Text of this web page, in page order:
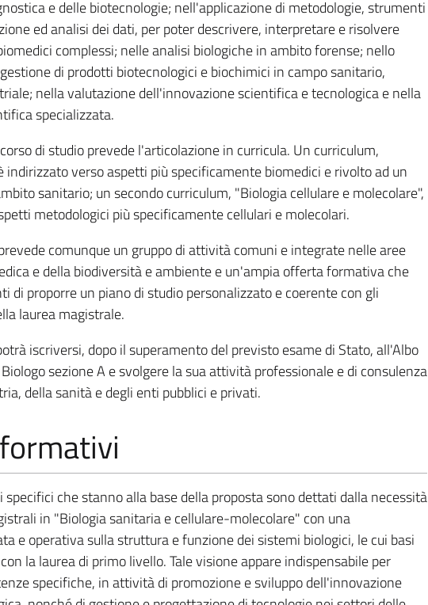
e delle biotecnologie; nell'applicazione di metodologie, strumenti
ed analisi dei dati, per poter descrivere, interpretare e risolvere
complessi; nelle analisi biologiche in ambito forense; nello
di prodotti biotecnologici e biochimici in campo sanitario,
nella valutazione dell'innovazione scientifica e tecnologica e nella
specializzata.
di studio prevede l'articolazione in curricula. Un curriculum,
indirizzato verso aspetti più specificamente biomedici e rivolto ad un
sanitario; un secondo curriculum, "Biologia cellulare e molecolare",
metodologici più specificamente cellulari e molecolari.
comunque un gruppo di attività comuni e integrate nelle aree
e della biodiversità e ambiente e un'ampia offerta formativa che
di proporre un piano di studio personalizzato e coerente con gli
laurea magistrale.
iscriversi, dopo il superamento del previsto esame di Stato, all'Albo
sezione A e svolgere la sua attività professionale e di consulenza
della sanità e degli enti pubblici e privati.
che stanno alla base della proposta sono dettati dalla necessità
in "Biologia sanitaria e cellulare-molecolare" con una
e operativa sulla struttura e funzione dei sistemi biologici, le cui basi
la laurea di primo livello. Tale visione appare indispensabile per
specifiche, in attività di promozione e sviluppo dell'innovazione